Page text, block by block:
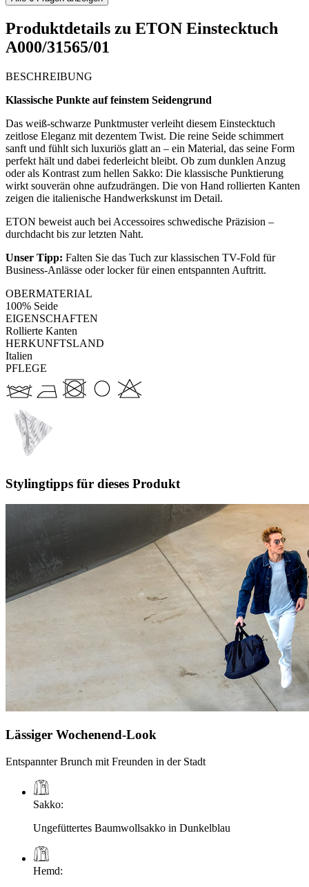
Produktdetails zu ETON Einstecktuch
A000/31565/01
BESCHREIBUNG
Klassische Punkte auf feinstem Seidengrund
Das weiß-schwarze Punktmuster verleiht diesem Einstecktuch
zeitlose Eleganz mit dezentem Twist. Die reine Seide schimmert
sanft und fühlt sich luxuriös glatt an – ein Material, das seine Form
perfekt hält und dabei federleicht bleibt. Ob zum dunklen Anzug
oder als Kontrast zum hellen Sakko: Die klassische Punktierung
wirkt souverän ohne aufzudrängen. Die von Hand rollierten Kanten
zeigen die italienische Handwerkskunst im Detail.
ETON beweist auch bei Accessoires schwedische Präzision –
durchdacht bis zur letzten Naht.
Unser Tipp: Falten Sie das Tuch zur klassischen TV-Fold für
Business-Anlässe oder locker für einen entspannten Auftritt.
OBERMATERIAL
100% Seide
EIGENSCHAFTEN
Rollierte Kanten
HERKUNFTSLAND
Italien
PFLEGE
Stylingtipps für dieses Produkt
Lässiger Wochenend-Look
Entspannter Brunch mit Freunden in der Stadt
Sakko:
Ungefüttertes Baumwollsakko in Dunkelblau
Hemd: